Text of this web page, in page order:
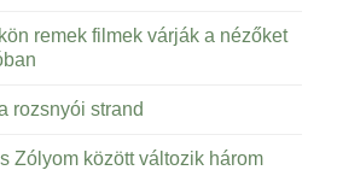
remek filmek várják a nézőket
rozsnyói strand
Zólyom között változik három